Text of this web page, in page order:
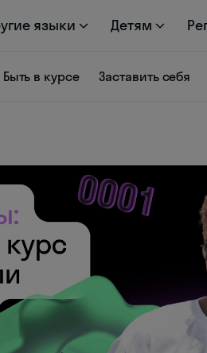
языки Детям
Быть в курсе Заставить себя